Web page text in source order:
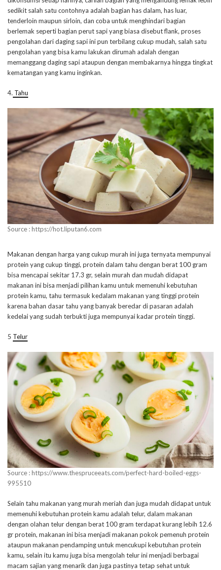
sedikit salah satu contohnya adalah bagian has dalam, has luar,
tenderloin maupun sirloin, dan coba untuk menghindari bagian
berlemak seperti bagian perut sapi yang biasa disebut flank, proses
pengolahan dari daging sapi ini pun terbilang cukup mudah, salah satu
pengolahan yang bisa kamu lakukan dirumah adalah dengan
memanggang daging sapi ataupun dengan membakarnya hingga tingkat
kematangan yang kamu inginkan.
4. Tahu
Source : https://hot.liputan6.com
Makanan dengan harga yang cukup murah ini juga ternyata mempunyai
protein yang cukup tinggi, protein dalam tahu dengan berat 100 gram
bisa mencapai sekitar 17.3 gr, selain murah dan mudah didapat
makanan ini bisa menjadi pilihan kamu untuk memenuhi kebutuhan
protein kamu, tahu termasuk kedalam makanan yang tinggi protein
karena bahan dasar tahu yang banyak beredar di pasaran adalah
kedelai yang sudah terbukti juga mempunyai kadar protein tinggi.
5 Telur
Source : https://www.thespruceeats.com/perfect-hard-boiled-eggs-
995510
Selain tahu makanan yang murah meriah dan juga mudah didapat untuk
memenuhi kebutuhan protein kamu adalah telur, dalam makanan
dengan olahan telur dengan berat 100 gram terdapat kurang lebih 12.6
gr protein, makanan ini bisa menjadi makanan pokok pemenuh protein
ataupun makanan pendamping untuk mencukupi kebutuhan protein
kamu, selain itu kamu juga bisa mengolah telur ini menjadi berbagai
macam sajian yang menarik dan juga pastinya tetap sehat untuk